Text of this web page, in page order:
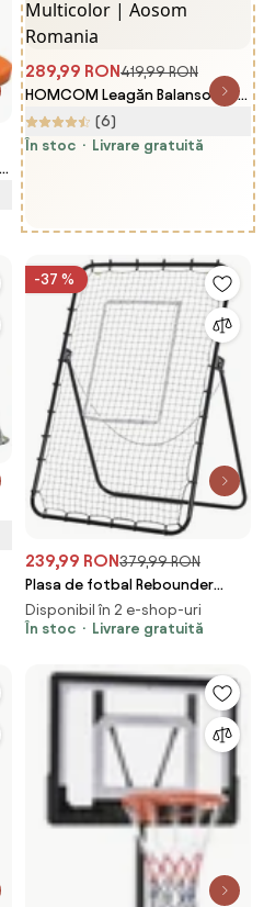
289,99 RON419,99 RON
HOMCOM Leagăn Balansoar cu
Mânere Antiderapante pentru
Copii 1-4 Ani din Plastic HDPE,
(6)
În stoc
Livrare gratuită
-37 %
239,99 RON379,99 RON
Plasa de fotbal Rebounder
pliabila cu Ținta, Înaltime si
Unghiuri reglabile, Metal si PE,
HOMCOM | Aosom Romania
Disponibil în 2 e-shop-uri
În stoc
Livrare gratuită